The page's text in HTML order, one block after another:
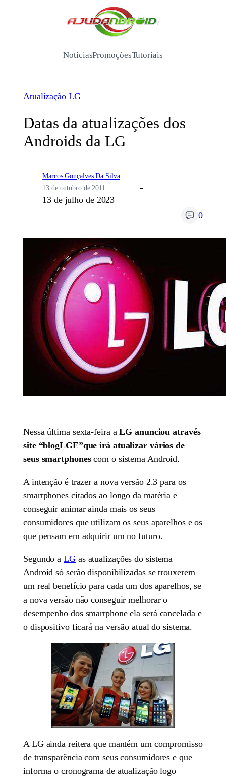
/
NotíciasPromoçõesTutoriais
Atualização LG
Datas da atualizações dos
Androids da LG
Marcos Gonçalves Da Silva
13 de outubro de 2011
13 de julho de 2023
0
Nessa última sexta-feira aLG anunciou através
site “blogLGE”que irá atualizar vários de
seus smartphonescom o sistema Android.
A intenção é trazer a nova versão 2.3 para os
smartphones citados ao longo da matéria e
conseguir animar ainda mais os seus
consumidores que utilizam os seus aparelhos e os
que pensam em adquirir um no futuro.
Segundo aLGas atualizações do sistema
Android só serão disponibilizadas se trouxerem
um real benefício para cada um dos aparelhos, se
a nova versão não conseguir melhorar o
desempenho dos smartphone ela será cancelada e
o dispositivo ficará na versão atual do sistema.
A LG ainda reitera que mantém um compromisso
de transparência com seus consumidores e que
informa o cronograma de atualização logo